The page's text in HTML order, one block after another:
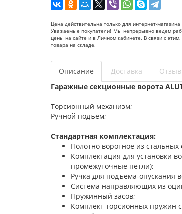
Цена действительна только для интернет-
Уважаемые покупатели! Мы непрерывно ведем
цены на сайте и в Личном кабинете. В связи с
товара на складе.
Описание Доставка
Гаражные секционные ворота
Торсионный механизм;
Ручной подъем;
Стандартная комплектация:
Полотно воротное из стальных
Комплектация для установки
промежуточные петли);
Ручка для подъема-опускания
Система направляющих из
Пружинный засов;
Комплект торсионных пружин